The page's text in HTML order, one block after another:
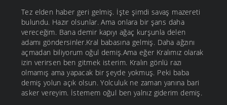
Tez elden haber geri gelmiş. İşte şimdi savaş mazereti
bulundu. Hazır olsunlar. Ama onlara bir şans daha
vereceğim. Bana demir kapıyı ağaç kurşunla delen
adamı göndersinler.Kral babasına gelmiş. Daha ağzını
açmadan biliyorum oğul demiş.Ama eğer Kralımız olarak
izin verirsen ben gitmek isterim. Kralın gönlü razı
olmamış ama yapacak bir şeyde yokmuş. Peki baba
demiş yolun açık olsun. Yolculuk ne zaman yanına bari
asker vereyim. İstemem oğul ben yalnız giderim demiş.